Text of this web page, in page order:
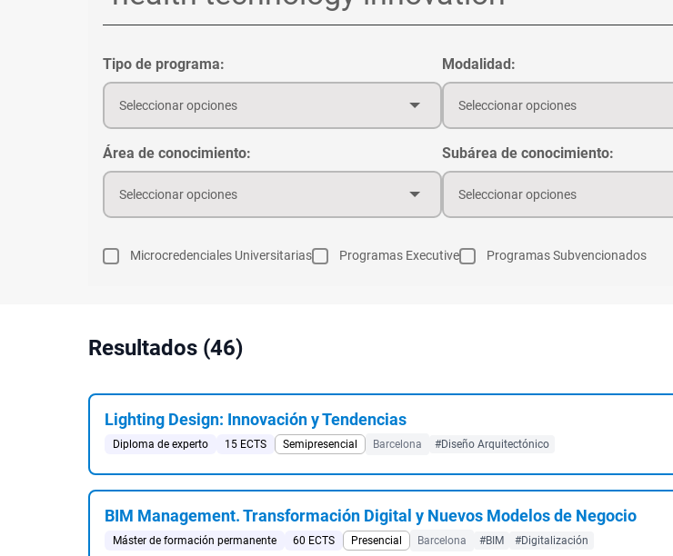
Tipo de programa:
Seleccionar opciones
Modalidad:
Seleccionar opciones
Área de conocimiento:
Seleccionar opciones
Subárea de conocimiento:
Seleccionar opciones
Microcredenciales Universitarias Programas Executive Programas Subvencionados
Resultados (46)
Lighting Design: Innovación y Tendencias
Diploma de experto 15 ECTS Semipresencial Barcelona #Diseño Arquitectónico
BIM Management. Transformación Digital y Nuevos Modelos de Negocio
Máster de formación permanente 60 ECTS Presencial Barcelona #BIM #Digitalización